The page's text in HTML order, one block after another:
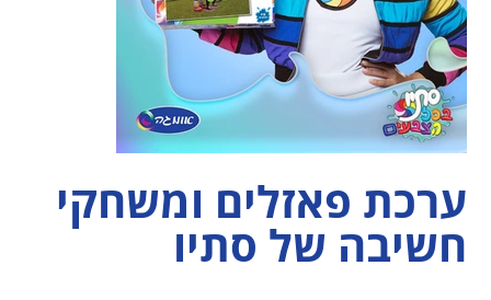
ערכת פאזלים ומשחקי
חשיבה של סתיו